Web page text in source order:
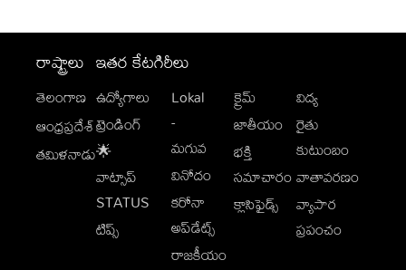
రాష్ట్రాలు
తెలంగాణ
ఆంధ్రప్రదేశ్
తమిళనాడు
ఇతర కేటగిరీలు
ఉద్యోగాలు
ట్రెండింగ్
🌟
వాట్సాప్
STATUS
టిప్స్
Lokal
-
మగువ
వినోదం
కరోనా
అప్‌డేట్స్
రాజకీయం
క్రైమ్
జాతీయం
భక్తి
సమాచారం
క్లాసిఫైడ్స్
విద్య
రైతు
కుటుంబం
వాతావరణం
వ్యాపార
ప్రపంచం